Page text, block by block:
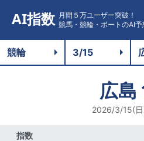
AI指数 月間５万ユーザー突破！
競馬・競輪・ボートのAI予
広島
2026/3/15(
指数